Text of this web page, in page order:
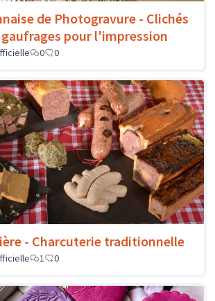
de Photogravure - Clichés
pour l'impression
0 0
- Charcuterie traditionnelle
1 0